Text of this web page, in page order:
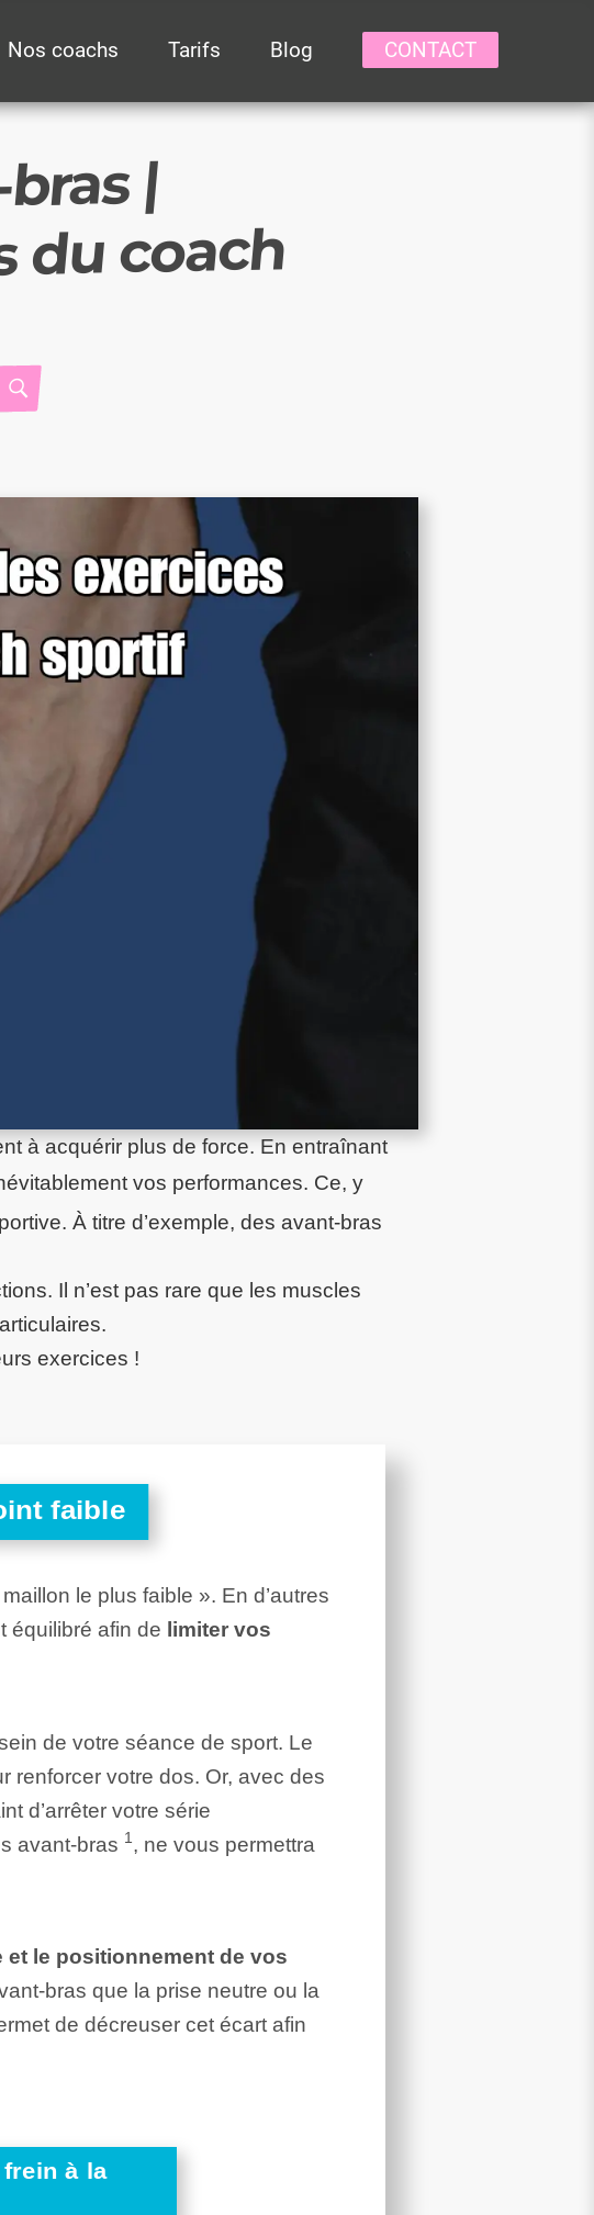
Nos coachs Tarifs Blog CONTACT
|
du coach
RECHERCHE
à acquérir plus de force. En entraînant
vos performances. Ce, y
À titre d’exemple, des avant-bras
Il n’est pas rare que les muscles
exercices !
faible
le plus faible ». En d’autres
équilibré afin de limiter vos
de votre séance de sport. Le
renforcer votre dos. Or, avec des
d’arrêter votre série
avant-bras 1, ne vous permettra
le positionnement de vos
bras que la prise neutre ou la
de décreuser cet écart afin
à la